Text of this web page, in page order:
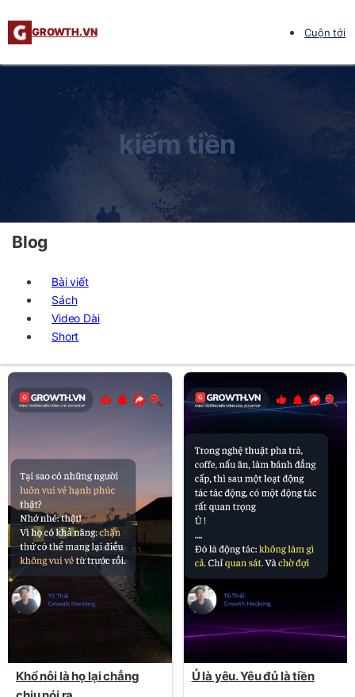
GROWTH.VN Cuộn tới
kiếm tiền
Blog
Bài viết
Sách
Video Dài
Short
Khổ nỗi là họ lại chẳng
Ủ là yêu. Yêu đủ là tiền